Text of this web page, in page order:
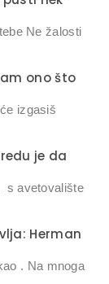
Ne žalosti
ono što
izgasiš
je da
s avetovalište
Herman
. Na mnoga